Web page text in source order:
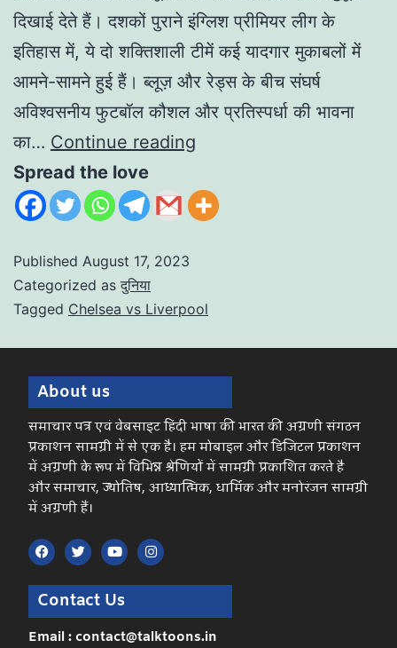
दिखाई देते हैं। दशकों पुराने इंग्लिश प्रीमियर लीग के
इतिहास में, ये दो शक्तिशाली टीमें कई यादगार मुकाबलों में
आमने-सामने हुई हैं। ब्लूज़ और रेड्स के बीच संघर्ष
अविश्वसनीय फुटबॉल कौशल और प्रतिस्पर्धा की भावना
का… Continue reading
Spread the love
Published August 17, 2023
Categorized as दुनिया
Tagged Chelsea vs Liverpool
About us
समाचार पत्र एवं वेबसाइट हिंदी भाषा की भारत की अग्रणी संगठन
प्रकाशन सामग्री में से एक है। हम मोबाइल और डिजिटल प्रकाशन
में अग्रणी के रूप में विभिन्न श्रेणियों में सामग्री प्रकाशित करते है
और समाचार, ज्योतिष, आध्यात्मिक, धार्मिक और मनोरंजन सामग्री
में अग्रणी हैं।
Contact Us
Email : contact@talktoons.in